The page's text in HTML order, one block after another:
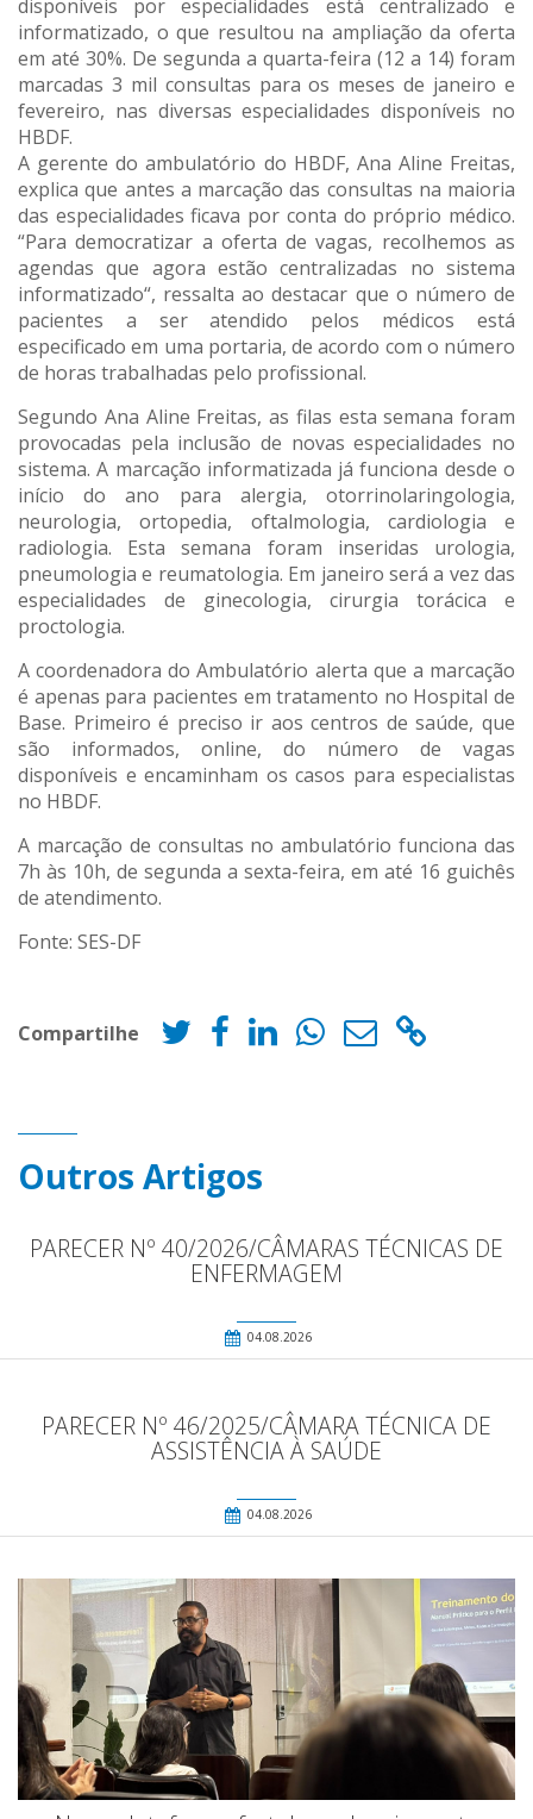
disponíveis por especialidades está centralizado e
informatizado, o que resultou na ampliação da oferta
em até 30%. De segunda a quarta-feira (12 a 14) foram
marcadas 3 mil consultas para os meses de janeiro e
fevereiro, nas diversas especialidades disponíveis no
HBDF.
A gerente do ambulatório do HBDF, Ana Aline Freitas,
explica que antes a marcação das consultas na maioria
das especialidades ficava por conta do próprio médico.
“Para democratizar a oferta de vagas, recolhemos as
agendas que agora estão centralizadas no sistema
informatizado“, ressalta ao destacar que o número de
pacientes a ser atendido pelos médicos está
especificado em uma portaria, de acordo com o número
de horas trabalhadas pelo profissional.
Segundo Ana Aline Freitas, as filas esta semana foram
provocadas pela inclusão de novas especialidades no
sistema. A marcação informatizada já funciona desde o
início do ano para alergia, otorrinolaringologia,
neurologia, ortopedia, oftalmologia, cardiologia e
radiologia. Esta semana foram inseridas urologia,
pneumologia e reumatologia. Em janeiro será a vez das
especialidades de ginecologia, cirurgia torácica e
proctologia.
A coordenadora do Ambulatório alerta que a marcação
é apenas para pacientes em tratamento no Hospital de
Base. Primeiro é preciso ir aos centros de saúde, que
são informados, online, do número de vagas
disponíveis e encaminham os casos para especialistas
no HBDF.
A marcação de consultas no ambulatório funciona das
7h às 10h, de segunda a sexta-feira, em até 16 guichês
de atendimento.
Fonte: SES-DF
Compartilhe
Outros Artigos
PARECER Nº 40/2026/CÂMARAS TÉCNICAS DE
ENFERMAGEM
04.08.2026
PARECER Nº 46/2025/CÂMARA TÉCNICA DE
ASSISTÊNCIA À SAÚDE
04.08.2026